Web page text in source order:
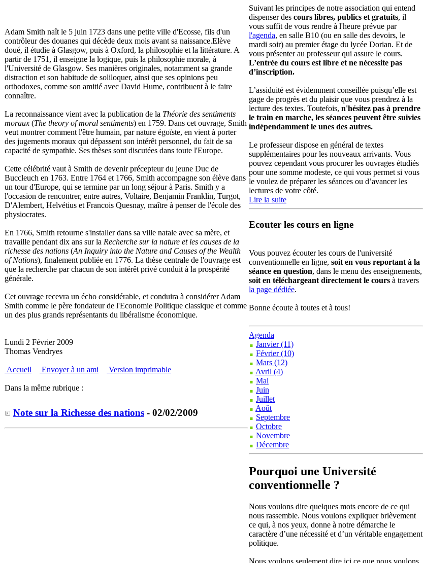
Adam Smith naît le 5 juin 1723 dans une petite ville d'Ecosse, fils d'un
contrôleur des douanes qui décède deux mois avant sa naissance.Elève
doué, il étudie à Glasgow, puis à Oxford, la philosophie et la littérature. A
partir de 1751, il enseigne la logique, puis la philosophie morale, à
l'Université de Glasgow. Ses manières originales, notamment sa grande
distraction et son habitude de soliloquer, ainsi que ses opinions peu
orthodoxes, comme son amitié avec David Hume, contribuent à le faire
connaître.
La reconnaissance vient avec la publication de la Théorie des sentiments
moraux (The theory of moral sentiments) en 1759. Dans cet ouvrage, Smith
veut montrer comment l'être humain, par nature égoïste, en vient à porter
des jugements moraux qui dépassent son intérêt personnel, du fait de sa
capacité de sympathie. Ses thèses sont discutées dans toute l'Europe.
Cette célébrité vaut à Smith de devenir précepteur du jeune Duc de
Buccleuch en 1763. Entre 1764 et 1766, Smith accompagne son élève dans
un tour d'Europe, qui se termine par un long séjour à Paris. Smith y a
l'occasion de rencontrer, entre autres, Voltaire, Benjamin Franklin, Turgot,
D'Alembert, Helvétius et Francois Quesnay, maître à penser de l'école des
physiocrates.
En 1766, Smith retourne s'installer dans sa ville natale avec sa mère, et
travaille pendant dix ans sur la Recherche sur la nature et les causes de la
richesse des nations (An Inquiry into the Nature and Causes of the Wealth
of Nations), finalement publiée en 1776. La thèse centrale de l'ouvrage est
que la recherche par chacun de son intérêt privé conduit à la prospérité
générale.
Cet ouvrage recevra un écho considérable, et conduira à considérer Adam
Smith comme le père fondateur de l'Economie Politique classique et comme
un des plus grands représentants du libéralisme économique.
Lundi 2 Février 2009
Thomas Vendryes
Accueil Envoyer à un ami Version imprimable
Dans la même rubrique :
Note sur la Richesse des nations - 02/02/2009
Suivant les principes de notre association qui entend
dispenser des cours libres, publics et gratuits, il
vous suffit de vous rendre à l'heure prévue par
l'agenda, en salle B10 (ou en salle des devoirs, le
mardi soir) au premier étage du lycée Dorian. Et de
vous présenter au professeur qui assure le cours.
L’entrée du cours est libre et ne nécessite pas
d’inscription.
L’assiduité est évidemment conseillée puisqu’elle est
gage de progrès et du plaisir que vous prendrez à la
lecture des textes. Toutefois, n'hésitez pas à prendre
le train en marche, les séances peuvent être suivies
indépendamment le unes des autres.
Le professeur dispose en général de textes
supplémentaires pour les nouveaux arrivants. Vous
pouvez cependant vous procurer les ouvrages étudiés
pour une somme modeste, ce qui vous permet si vous
le voulez de préparer les séances ou d’avancer les
lectures de votre côté.
Lire la suite
Ecouter les cours en ligne
Vous pouvez écouter les cours de l'université
conventionnelle en ligne, soit en vous reportant à la
séance en question, dans le menu des enseignements,
soit en téléchargeant directement le cours à travers
la page dédiée.
Bonne écoute à toutes et à tous!
Agenda
Janvier (11)
Février (10)
Mars (12)
Avril (4)
Mai
Juin
Juillet
Août
Septembre
Octobre
Novembre
Décembre
Pourquoi une Université
conventionnelle ?
Nous voulons dire quelques mots encore de ce qui
nous rassemble. Nous voulons expliquer brièvement
ce qui, à nos yeux, donne à notre démarche le
caractère d’une nécessité et d’un véritable engagement
politique.
Nous voulons seulement dire ici ce que nous voulons